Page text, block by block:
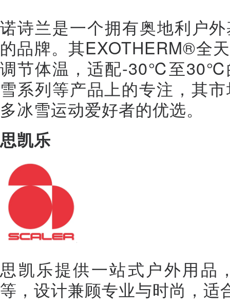
诺诗兰是一个拥有奥地利户
的品牌。其EXOTHERM®全
调节体温，适配-30℃至30℃
雪系列等产品上的专注，其
多冰雪运动爱好者的优选。
思凯乐
思凯乐提供一站式户外用品
等，设计兼顾专业与时尚，适